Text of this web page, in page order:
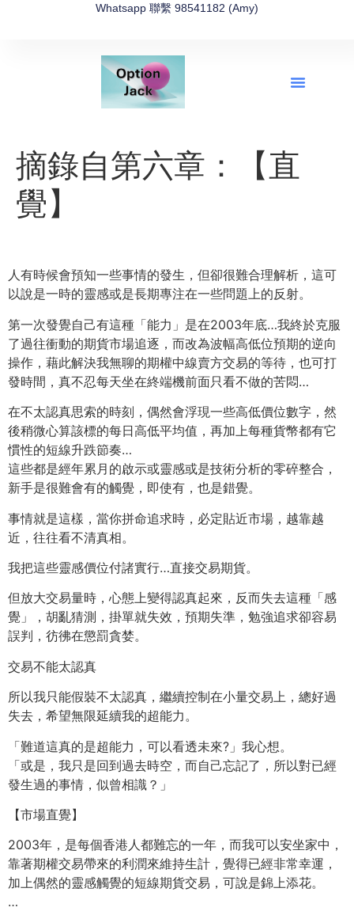
Whatsapp 聯繫 98541182 (Amy)
摘錄自第六章：【直
覺】
人有時候會預知一些事情的發生，但卻很難合理解析，這可
以說是一時的靈感或是長期專注在一些問題上的反射。
第一次發覺自己有這種「能力」是在2003年底…我終於克服
了過往衝動的期貨市場追逐，而改為波幅高低位預期的逆向
操作，藉此解決我無聊的期權中線賣方交易的等待，也可打
發時間，真不忍每天坐在終端機前面只看不做的苦悶…
在不太認真思索的時刻，偶然會浮現一些高低價位數字，然
後稍微心算該標的每日高低平均值，再加上每種貨幣都有它
慣性的短線升跌節奏…
這些都是經年累月的啟示或靈感或是技術分析的零碎整合，
新手是很難會有的觸覺，即使有，也是錯覺。
事情就是這樣，當你拼命追求時，必定貼近市場，越靠越
近，往往看不清真相。
我把這些靈感價位付諸實行…直接交易期貨。
但放大交易量時，心態上變得認真起來，反而失去這種「感
覺」，胡亂猜測，掛單就失效，預期失準，勉強追求卻容易
誤判，彷彿在懲罰貪婪。
交易不能太認真
所以我只能假裝不太認真，繼續控制在小量交易上，總好過
失去，希望無限延續我的超能力。
「難道這真的是超能力，可以看透未來?」我心想。
「或是，我只是回到過去時空，而自己忘記了，所以對已經
發生過的事情，似曾相識？」
【市場直覺】
2003年，是每個香港人都難忘的一年，而我可以安坐家中，
靠著期權交易帶來的利潤來維持生計，覺得已經非常幸運，
加上偶然的靈感觸覺的短線期貨交易，可說是錦上添花。
…